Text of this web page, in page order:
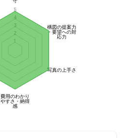
構図の提案力
・要望への対
応力
写真の上手さ
費用のわかり
やすさ・納得
感
1
2
3
4
5